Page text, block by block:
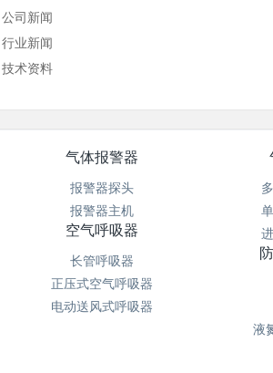
公司新闻
行业新闻
技术资料
气体报警器
报警器探头
报警器主机
空气呼吸器
长管呼吸器
正压式空气呼吸器
电动送风式呼吸器
液